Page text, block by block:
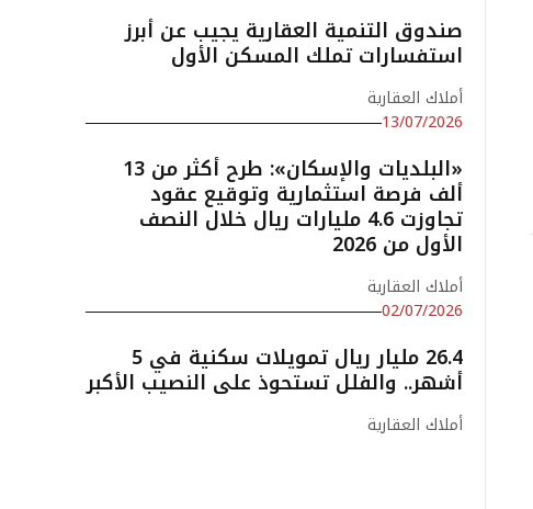
صندوق التنمية العقارية يجيب عن أبرز
استفسارات تملك المسكن الأول
أملاك العقارية
13/07/2026
«البلديات والإسكان»: طرح أكثر من 13
ألف فرصة استثمارية وتوقيع عقود
تجاوزت 4.6 مليارات ريال خلال النصف
الأول من 2026
أملاك العقارية
02/07/2026
26.4 مليار ريال تمويلات سكنية في 5
أشهر.. والفلل تستحوذ على النصيب الأكبر
أملاك العقارية